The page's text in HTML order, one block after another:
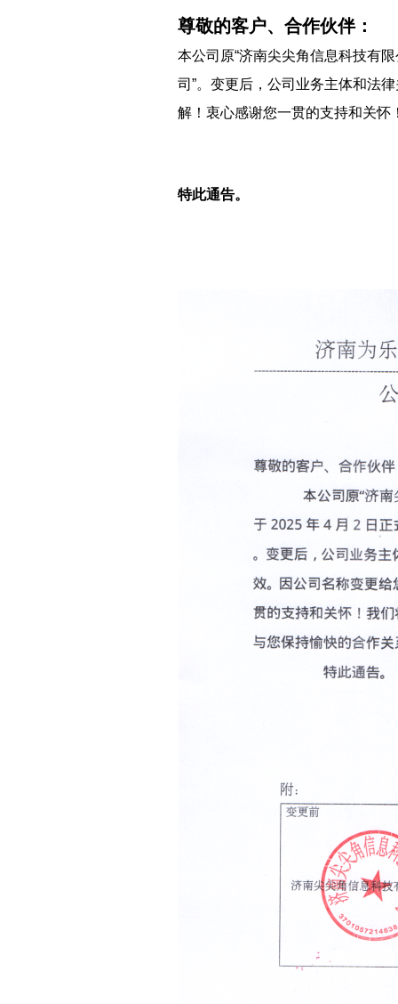
尊敬的客户、合作伙伴：
本公司原“济南尖尖角信息科技有
司”。变更后，公司业务主体和法
解！衷心感谢您一贯的支持和关
特此通告。